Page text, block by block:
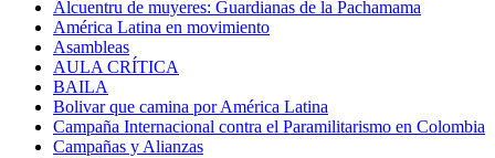
Alcuentru de muyeres: Guardianas de la Pachamama
América Latina en movimiento
Asambleas
AULA CRÍTICA
BAILA
Bolivar que camina por América Latina
Campaña Internacional contra el Paramilitarismo en Colombia
Campañas y Alianzas